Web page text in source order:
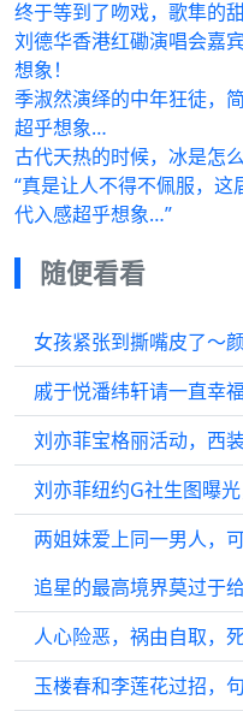
终于等到了吻戏，歌隼的
刘德华香港红磡演唱会嘉
想象！
季淑然演绎的中年狂徒，
超乎想象…
古代天热的时候，冰是怎
“真是让人不得不佩服，
代入感超乎想象…”
随便看看
女孩紧张到撕嘴皮了～
戚于悦潘纬轩请一直幸
刘亦菲宝格丽活动，西
刘亦菲纽约G社生图曝
玉楼春和李莲花过招，